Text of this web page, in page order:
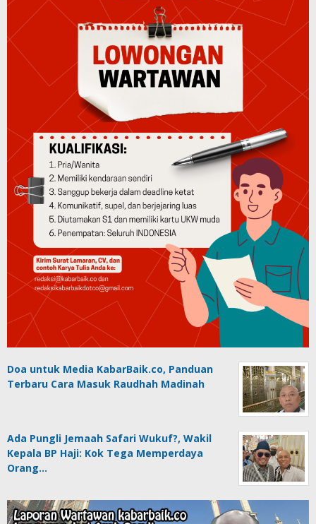
Doa untuk Media KabarBaik.co, Panduan
Terbaru Cara Masuk Raudhah Madinah
Ada Pungli Jemaah Safari Wukuf?, Wakil
Kepala BP Haji: Kok Tega Memperdaya
Orang…